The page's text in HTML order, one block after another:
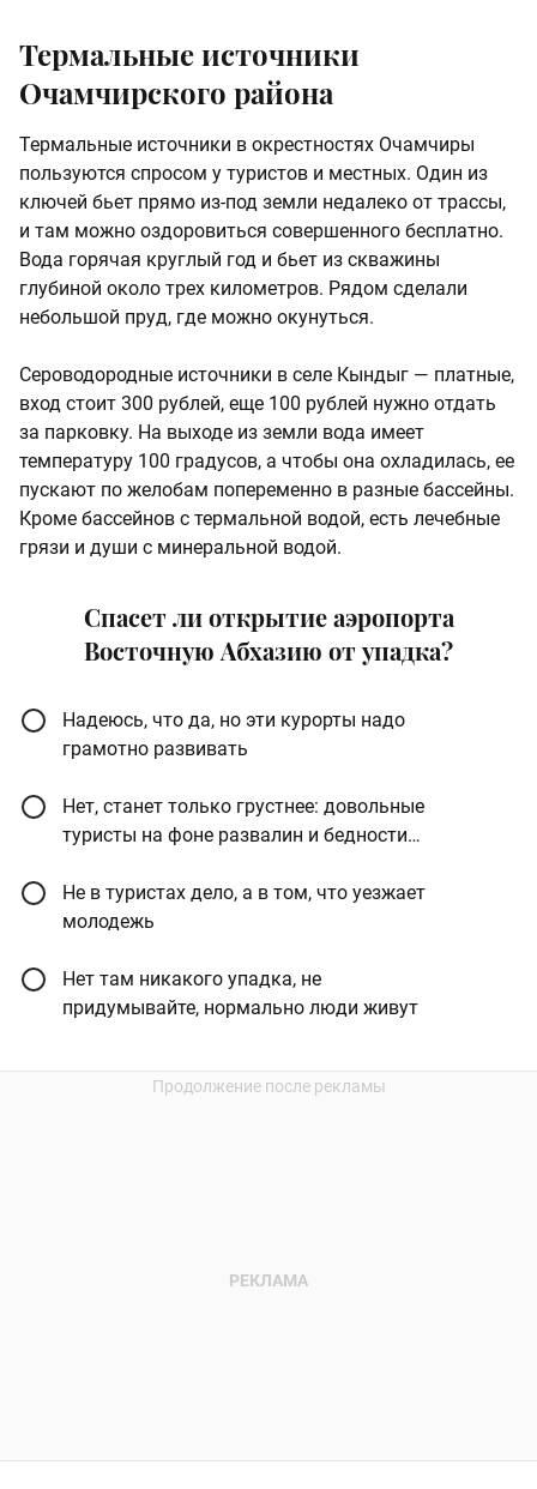
Термальные источники
Очамчирского района
Термальные источники в окрестностях Очамчиры
пользуются спросом у туристов и местных. Один из
ключей бьет прямо из-под земли недалеко от трассы,
и там можно оздоровиться совершенного бесплатно.
Вода горячая круглый год и бьет из скважины
глубиной около трех километров. Рядом сделали
небольшой пруд, где можно окунуться.
Сероводородные источники в селе Кындыг — платные,
вход стоит 300 рублей, еще 100 рублей нужно отдать
за парковку. На выходе из земли вода имеет
температуру 100 градусов, а чтобы она охладилась, ее
пускают по желобам попеременно в разные бассейны.
Кроме бассейнов с термальной водой, есть лечебные
грязи и души с минеральной водой.
Спасет ли открытие аэропорта
Восточную Абхазию от упадка?
Надеюсь, что да, но эти курорты надо
грамотно развивать
Нет, станет только грустнее: довольные
туристы на фоне развалин и бедности…
Не в туристах дело, а в том, что уезжает
молодежь
Нет там никакого упадка, не
придумывайте, нормально люди живут